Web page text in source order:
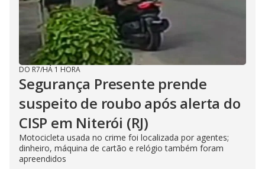
DO R7/HÁ 1 HORA
Segurança Presente prende
suspeito de roubo após alerta do
CISP em Niterói (RJ)
Motocicleta usada no crime foi localizada por agentes;
dinheiro, máquina de cartão e relógio também foram
apreendidos